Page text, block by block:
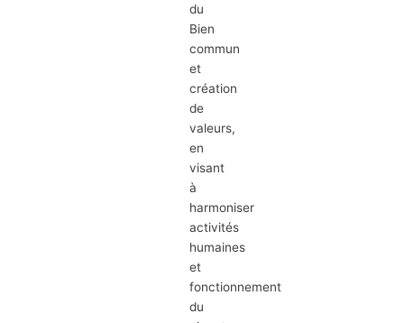
du
Bien
commun
et
création
de
valeurs,
en
visant
à
harmoniser
activités
humaines
et
fonctionnement
du